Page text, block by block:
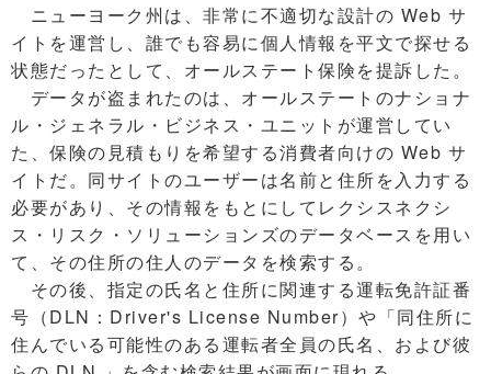
ニューヨーク州は、非常に不適切な設計の Web サ
イトを運営し、誰でも容易に個人情報を平文で探せる
状態だったとして、オールステート保険を提訴した。
データが盗まれたのは、オールステートのナショナ
ル・ジェネラル・ビジネス・ユニットが運営してい
た、保険の見積もりを希望する消費者向けの Web サ
イトだ。同サイトのユーザーは名前と住所を入力する
必要があり、その情報をもとにしてレクシスネクシ
ス・リスク・ソリューションズのデータベースを用い
て、その住所の住人のデータを検索する。
その後、指定の氏名と住所に関連する運転免許証番
号（DLN：Driver's License Number）や「同住所に
住んでいる可能性のある運転者全員の氏名、および彼